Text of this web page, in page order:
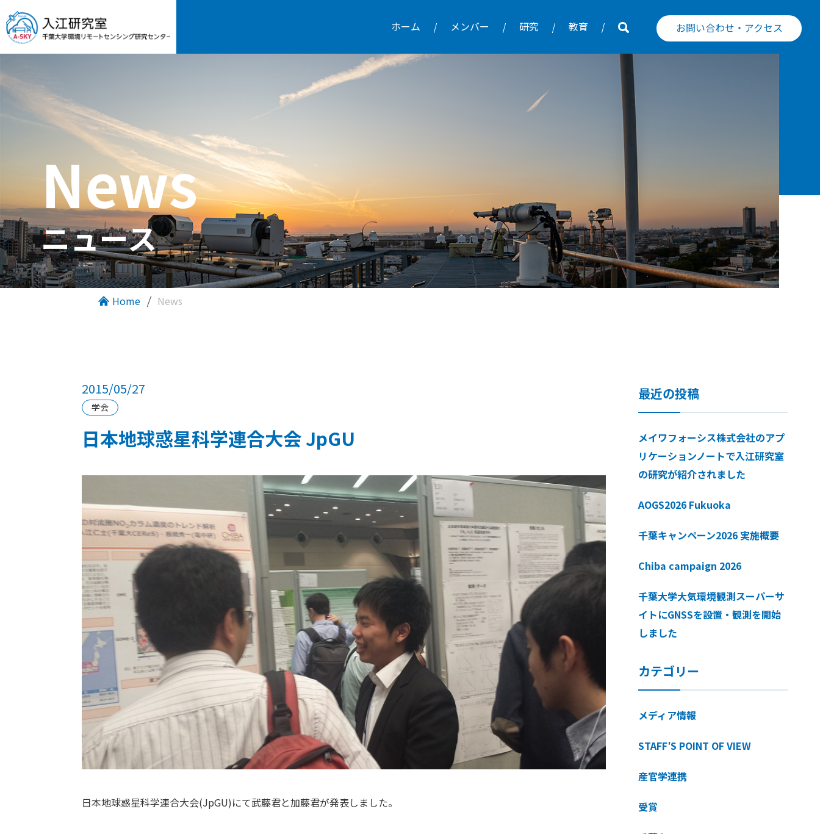
ホーム メンバー 研究 教育 お問い合わせ・アクセス
News
ニュース
Home News
2015/05/27
学会
日本地球惑星科学連合大会 JpGU
日本地球惑星科学連合大会(JpGU)にて武藤君と加藤君が発表しました。
最近の投稿
メイワフォーシス株式会社のアプ
リケーションノートで入江研究室
の研究が紹介されました
AOGS2026 Fukuoka
千葉キャンペーン2026 実施概要
Chiba campaign 2026
千葉大学大気環境観測スーパーサ
イトにGNSSを設置・観測を開始
しました
カテゴリー
メディア情報
STAFF′S POINT OF VIEW
産官学連携
受賞